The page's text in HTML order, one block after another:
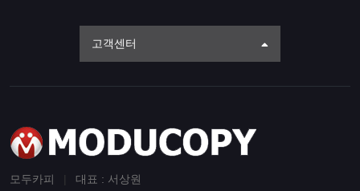
고객센터
모두카피
대표 : 서상원